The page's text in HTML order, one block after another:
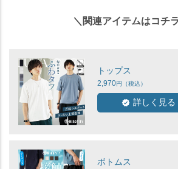
＼関連アイテムはコチ
トップ
2,970
詳しく見る
ボトム